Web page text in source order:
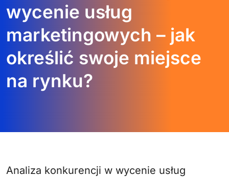
wycenie usług
marketingowych – jak
określić swoje miejsce
na rynku?
Analiza konkurencji w wycenie usług